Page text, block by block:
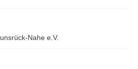
Nahe e.V.